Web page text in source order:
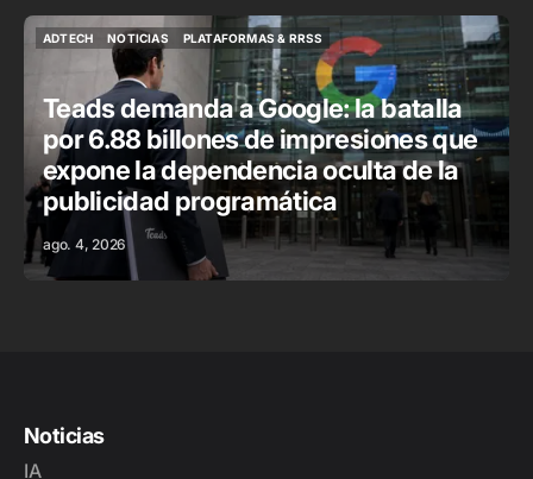
ADTECH
NOTICIAS
NOTICIAS
PLATAFORMAS & RRSS
PLATAFORMAS & RRSS
Teads demanda a Google: la batalla
por 6.88 billones de impresiones que
expone la dependencia oculta de la
publicidad programática
ago. 4, 2026
Noticias
IA